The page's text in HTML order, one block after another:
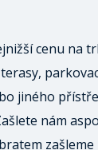
cenu na
jiného
nám